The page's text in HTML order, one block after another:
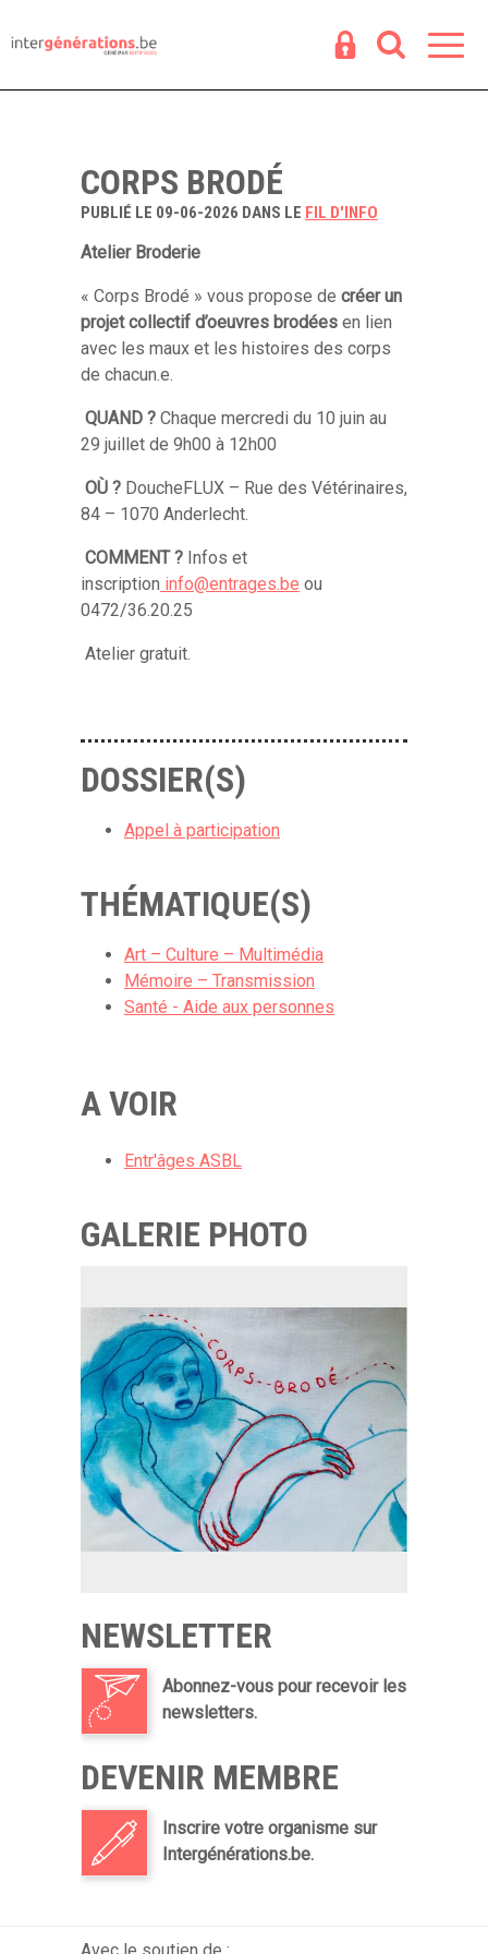
CORPS BRODÉ
PUBLIÉ LE 09-06-2026 DANS LE FIL D'INFO
Atelier Broderie
« Corps Brodé » vous propose de créer un
projet collectif d’oeuvres brodées en lien
avec les maux et les histoires des corps
de chacun.e.
QUAND ? Chaque mercredi du 10 juin au
29 juillet de 9h00 à 12h00
OÙ ? DoucheFLUX – Rue des Vétérinaires,
84 – 1070 Anderlecht.
COMMENT ? Infos et
inscription info@entrages.be ou
0472/36.20.25
Atelier gratuit.
DOSSIER(S)
Appel à participation
THÉMATIQUE(S)
Art – Culture – Multimédia
Mémoire – Transmission
Santé - Aide aux personnes
A VOIR
Entr'âges ASBL
GALERIE PHOTO
NEWSLETTER
Abonnez-vous pour recevoir les
newsletters.
DEVENIR MEMBRE
Inscrire votre organisme sur
Intergénérations.be.